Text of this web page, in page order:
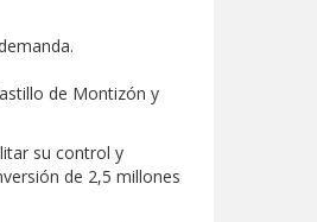
de Montizón y
su control y
de 2,5 millones